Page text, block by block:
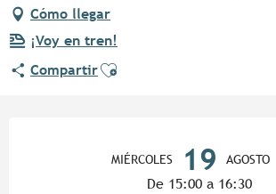
Cómo llegar
¡Voy en tren!
CompartirAjouter aux favoris
MIÉRCOLES 19 AGOSTO
De 15:00 a 16:30